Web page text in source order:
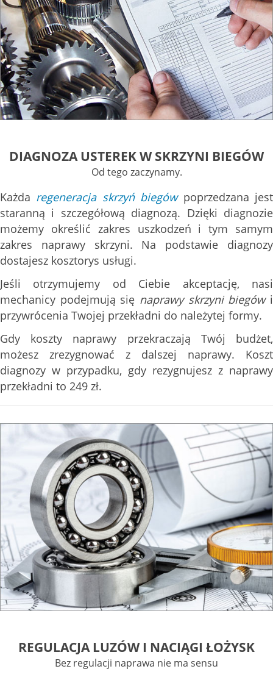
DIAGNOZA USTEREK W SKRZYNI BIEGÓW
Od tego zaczynamy.
Każda regeneracja skrzyń biegówpoprzedzana jest
staranną i szczegółową diagnozą. Dzięki diagnozie
możemy określić zakres uszkodzeń i tym samym
zakres naprawy skrzyni. Na podstawie diagnozy
dostajesz kosztorys usługi.
Jeśli otrzymujemy od Ciebie akceptację, nasi
mechanicy podejmują się naprawy skrzyni biegówi
przywrócenia Twojej przekładni do należytej formy.
Gdy koszty naprawy przekraczają Twój budżet,
możesz zrezygnować z dalszej naprawy. Koszt
diagnozy w przypadku, gdy rezygnujesz z naprawy
przekładni to 249 zł.
REGULACJA LUZÓW I NACIĄGI ŁOŻYSK
Bez regulacji naprawa nie ma sensu